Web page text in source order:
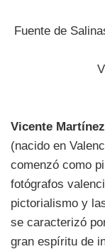
Fuente de
Vicente
(nacido en
comenzó como
fotógrafos
pictorialismo y
se caracterizó
gran espíritu de